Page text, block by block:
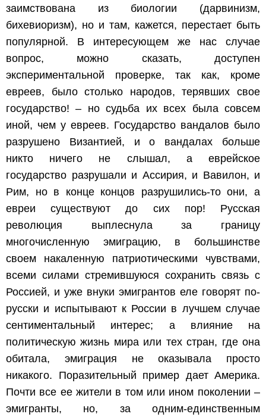
заимствована из биологии (дарвинизм,
бихевиоризм), но и там, кажется, перестает быть
популярной. В интересующем же нас случае
вопрос, можно сказать, доступен
экспериментальной проверке, так как, кроме
евреев, было столько народов, терявших свое
государство! – но судьба их всех была совсем
иной, чем у евреев. Государство вандалов было
разрушено Византией, и о вандалах больше
никто ничего не слышал, а еврейское
государство разрушали и Ассирия, и Вавилон, и
Рим, но в конце концов разрушились-то они, а
евреи существуют до сих пор! Русская
революция выплеснула за границу
многочисленную эмиграцию, в большинстве
своем накаленную патриотическими чувствами,
всеми силами стремившуюся сохранить связь с
Россией, и уже внуки эмигрантов еле говорят по-
русски и испытывают к России в лучшем случае
сентиментальный интерес; а влияние на
политическую жизнь мира или тех стран, где она
обитала, эмиграция не оказывала просто
никакого. Поразительный пример дает Америка.
Почти все ее жители в том или ином поколении –
эмигранты, но, за одним-единственным